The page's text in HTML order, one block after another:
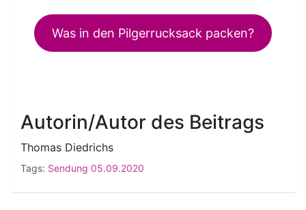
Was in den Pilgerrucksack packen?
Autorin/Autor des Beitrags
Thomas Diedrichs
Tags: Sendung 05.09.2020